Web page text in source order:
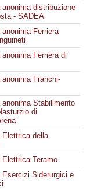
distribuzione
- SADEA
Ferriera
Ferriera di
Franchi-
anonima Stabilimento
di
Elettrica della
Elettrica Teramo
Esercizi Siderurgici e